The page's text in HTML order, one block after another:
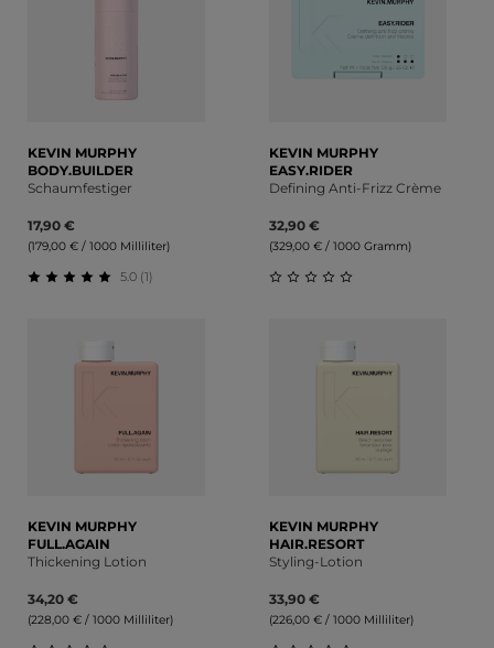
KEVIN MURPHY
BODY.BUILDER
Schaumfestiger
17,90 €
(179,00 € / 1000 Milliliter)
5.0 (1)
KEVIN MURPHY
EASY.RIDER
Defining Anti-Frizz Crème
32,90 €
(329,00 € / 1000 Gramm)
KEVIN MURPHY
FULL.AGAIN
Thickening Lotion
34,20 €
(228,00 € / 1000 Milliliter)
KEVIN MURPHY
HAIR.RESORT
Styling-Lotion
33,90 €
(226,00 € / 1000 Milliliter)